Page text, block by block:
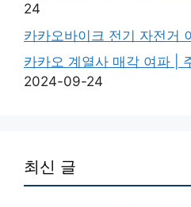
24
카카오바이크 전기 자전거
카카오 계열사 매각 여파 |
2024-09-24
최신 글